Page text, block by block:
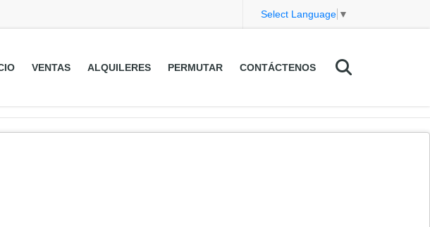
Select Language ▼
VENTAS ALQUILERES PERMUTAR CONTÁCTENOS